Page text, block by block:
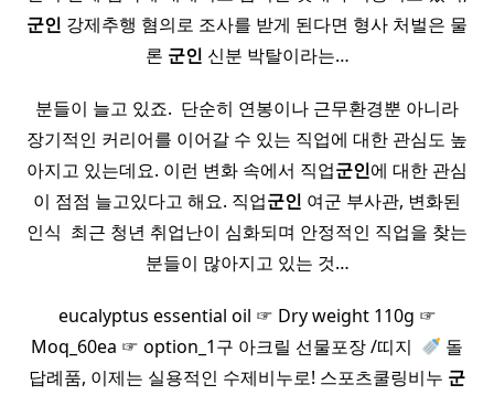
군인 강제추행 혐의로 조사를 받게 된다면 형사 처벌은 물
론 군인 신분 박탈이라는…
분들이 늘고 있죠. ​ 단순히 연봉이나 근무환경뿐 아니라
장기적인 커리어를 이어갈 수 있는 직업에 대한 관심도 높
아지고 있는데요. 이런 변화 속에서 직업군인에 대한 관심
이 점점 늘고있다고 해요. 직업군인 여군 부사관, 변화된
인식 ​ 최근 청년 취업난이 심화되며 안정적인 직업을 찾는
분들이 많아지고 있는 것…
eucalyptus essential oil ☞ Dry weight 110g ☞
Moq_60ea ☞ option_1구 아크릴 선물포장 /띠지​ ​
돌
답례품, 이제는 실용적인 수제비누로! 스포츠쿨링비누 군